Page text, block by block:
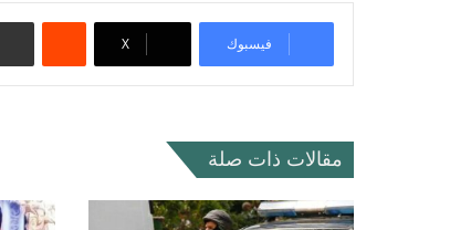
فيسبوك ‫X
مقالات ذات صلة